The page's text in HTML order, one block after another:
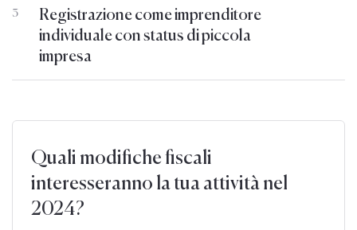
3
Registrazione come imprenditore
individuale con status di piccola
impresa
Quali modifiche fiscali
interesseranno la tua attività nel
2024?